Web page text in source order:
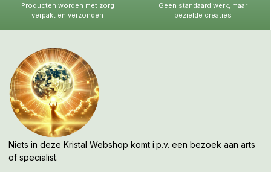
Producten worden met zorg
verpakt en verzonden
Geen standaard werk, maar
bezielde creaties
Niets in deze Kristal Webshop komt i.p.v. een bezoek aan arts
of specialist.